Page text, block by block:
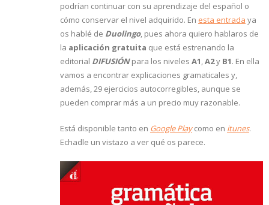
podrían continuar con su aprendizaje del español o
cómo conservar el nivel adquirido. En esta entrada ya
os hablé de Duolingo, pues ahora quiero hablaros de
la aplicación gratuita que está estrenando la
editorial DIFUSIÓNpara los niveles A1,A2y B1. En ella
vamos a encontrar explicaciones gramaticales y,
además, 29 ejercicios autocorregibles, aunque se
pueden comprar más a un precio muy razonable.
Está disponible tanto en Google Playcomo en itunes.
Echadle un vistazo a ver qué os parece.